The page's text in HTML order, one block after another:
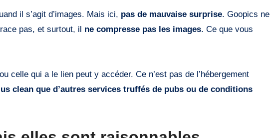
il s’agit d’images. Mais ici, pas de mauvaise surprise. Goopics ne
pas, et surtout, il ne compresse pas les images. Ce que vous
celle qui a le lien peut y accéder. Ce n’est pas de l’hébergement
clean que d’autres services truffés de pubs ou de conditions